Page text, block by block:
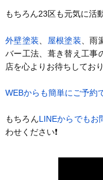
もちろん23区も元気に活
外壁塗装 屋根塗装 、雨
バー工法、葺き替え工事
店を心よりお待ちしており
WEBからも簡単にご予約
もちろんLINEからでもお
わせください❗️